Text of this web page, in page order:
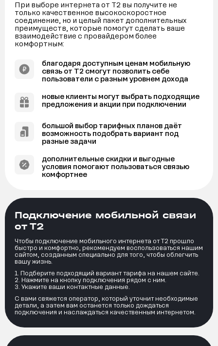
Подключение мобильной связи
от Т2
Чтобы подключение мобильного интернета от Т2 прошло
быстро и комфортно, рекомендуем воспользоваться нашим
сайтом, созданным специально для того, чтобы облегчить
вашу жизнь.
Подберите подходящий вариант тарифа на нашем сайте.
Нажмите на кнопку подключения рядом с ним.
Укажите ваши контактные данные.
С вами свяжется оператор, который уточнит необходимые
детали, а затем вам останется только дождаться
подключения и наслаждаться качественным интернетом.
При выборе интернета от Т2 вы получите не
только качественное высокоскоростное
соединение, но и целый пакет дополнительных
преимуществ, которые помогут сделать ваше
взаимодействие с провайдером более
комфортным:
благодаря доступным ценам мобильную
связь от Т2 смогут позволить себе
пользователи с разным уровнем дохода
новые клиенты могут выбрать подходящие
предложения и акции при подключении
большой выбор тарифных планов даёт
возможность подобрать вариант под
разные задачи
дополнительные скидки и выгодные
условия помогают пользоваться связью
комфортнее